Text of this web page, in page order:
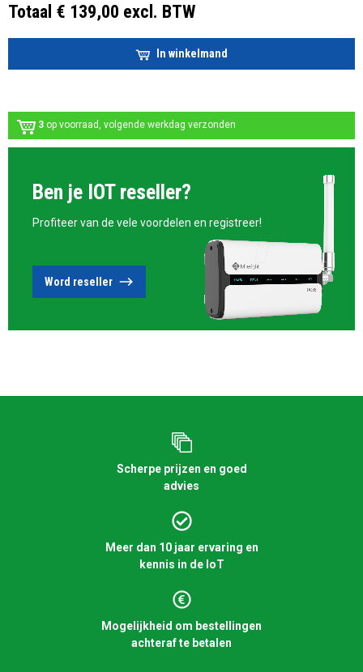
Totaal € 139,00 excl. BTW
In winkelmand
3 op voorraad, volgende werkdag verzonden
Ben je IOT reseller?
Profiteer van de vele voordelen en registreer!
Word reseller
Scherpe prijzen en goed
advies
Meer dan 10 jaar ervaring en
kennis in de IoT
Mogelijkheid om bestellingen
achteraf te betalen